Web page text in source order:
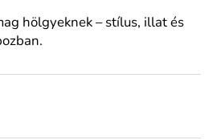
hölgyeknek – stílus, illat és